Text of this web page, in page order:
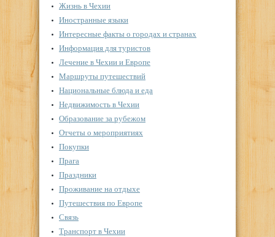
Жизнь в Чехии
Иностранные языки
Интересные факты о городах и странах
Информация для туристов
Лечение в Чехии и Европе
Маршруты путешествий
Национальные блюда и еда
Недвижимость в Чехии
Образование за рубежом
Отчеты о мероприятиях
Покупки
Прага
Праздники
Проживание на отдыхе
Путешествия по Европе
Связь
Транспорт в Чехии